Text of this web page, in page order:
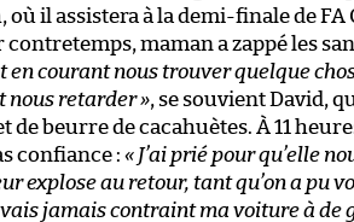
où il assistera à la demi-finale de
contretemps, maman a zappé les
courant nous trouver quelque
nous retarder », se souvient David,
de beurre de cacahuètes. À 11
confiance : « J’ai prié pour qu’elle
explose au retour, tant qu’on a pu
jamais contraint ma voiture à de